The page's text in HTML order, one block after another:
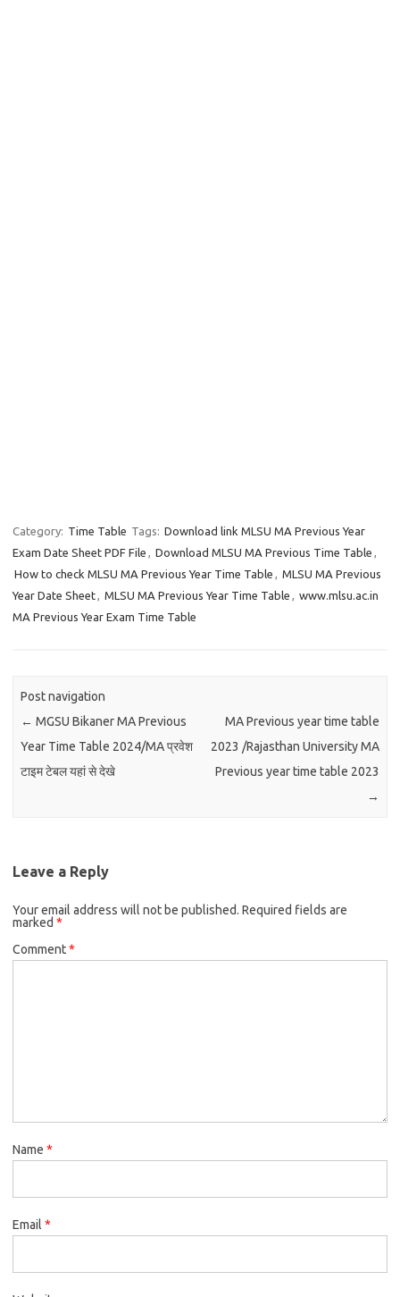
Category: Time Table Tags: Download link MLSU MA Previous Year
Exam Date Sheet PDF File , Download MLSU MA Previous Time Table ,
How to check MLSU MA Previous Year Time Table , MLSU MA Previous
Year Date Sheet, MLSU MA Previous Year Time Table , www.mlsu.ac.in
MA Previous Year Exam Time Table
Post navigation
← MGSU Bikaner MA Previous
Year Time Table 2024/MA प्रवेश
टाइम टेबल यहां से देखे
MA Previous year time table
2023 /Rajasthan University MA
Previous year time table 2023
→
Leave a Reply
Your email address will not be published. Required fields are
marked *
Comment*
Name *
Email *